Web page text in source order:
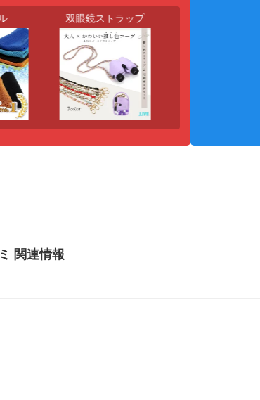
双眼鏡ストラップ
関連情報